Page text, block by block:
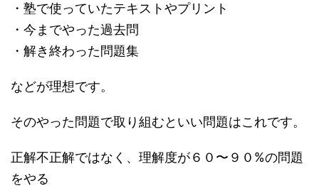
・塾で使っていたテキストやプリント
・今までやった過去問
・解き終わった問題集
などが理想です。
そのやった問題で取り組むといい問題はこれです。
正解不正解ではなく、理解度が６０〜９０%の問題
をやる